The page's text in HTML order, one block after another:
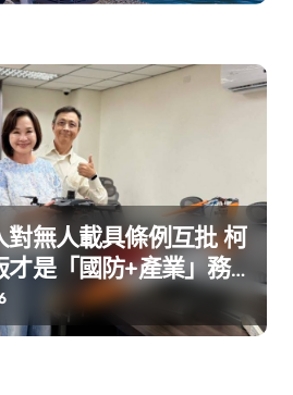
無人載具條例互批 柯
才是「國防+產業」務